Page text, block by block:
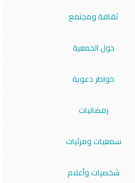
ثقافة ومجتمع
حول الجمعية
خواطر دعوية
رمضانيات
سمعيات ومرئيات
شخصيات وأعلام